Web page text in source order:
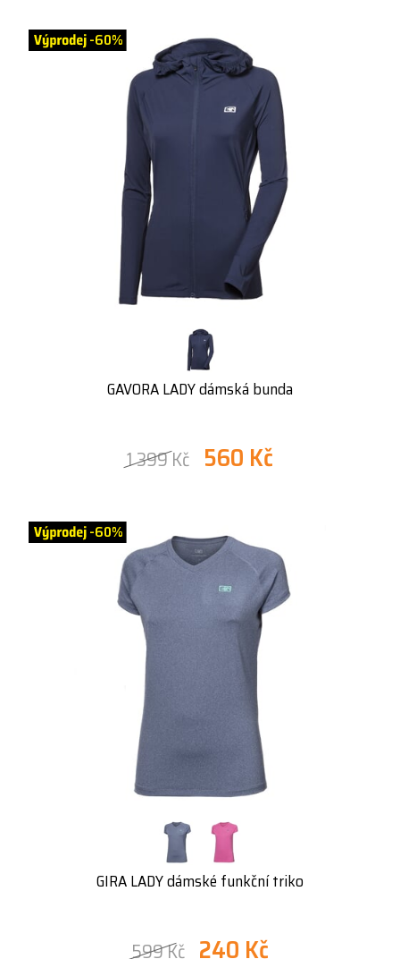
-60%
GAVORA LADY dámská bunda
1 399 Kč 560 Kč
-60%
GIRA LADY dámské funkční triko
599 Kč 240 Kč